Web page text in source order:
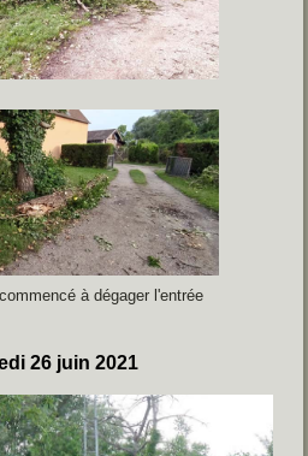
à dégager l'entrée
26 juin 2021